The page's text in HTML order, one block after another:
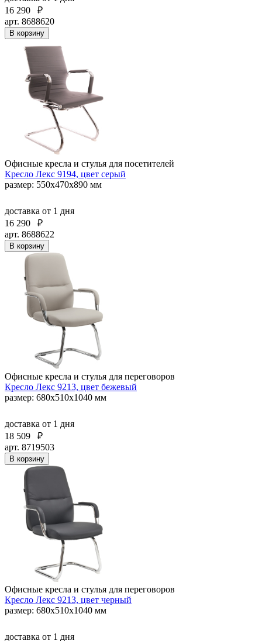
16 290
₽
арт. 8688620
В корзину
Офисные кресла и стулья для посетителей
Кресло Лекс 9194, цвет серый
размер: 550х470х890 мм
доставка от 1 дня
16 290
₽
арт. 8688622
В корзину
Офисные кресла и стулья для переговоров
Кресло Лекс 9213, цвет бежевый
размер: 680х510х1040 мм
доставка от 1 дня
18 509
₽
арт. 8719503
В корзину
Офисные кресла и стулья для переговоров
Кресло Лекс 9213, цвет черный
размер: 680х510х1040 мм
доставка от 1 дня